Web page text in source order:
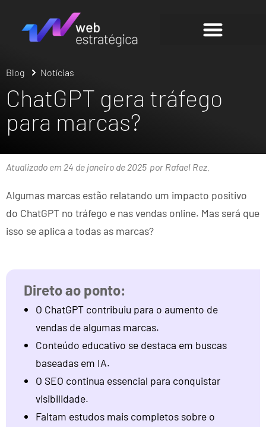
Blog Notícias
ChatGPT gera tráfego
para marcas?
Atualizado em 24 de janeiro de 2025 por Rafael Rez.
Algumas marcas estão relatando um impacto positivo
do ChatGPT no tráfego e nas vendas online. Mas será que
isso se aplica a todas as marcas?
O ChatGPT contribuiu para o aumento de
vendas de algumas marcas.
Conteúdo educativo se destaca em buscas
baseadas em IA.
O SEO continua essencial para conquistar
visibilidade.
Faltam estudos mais completos sobre o